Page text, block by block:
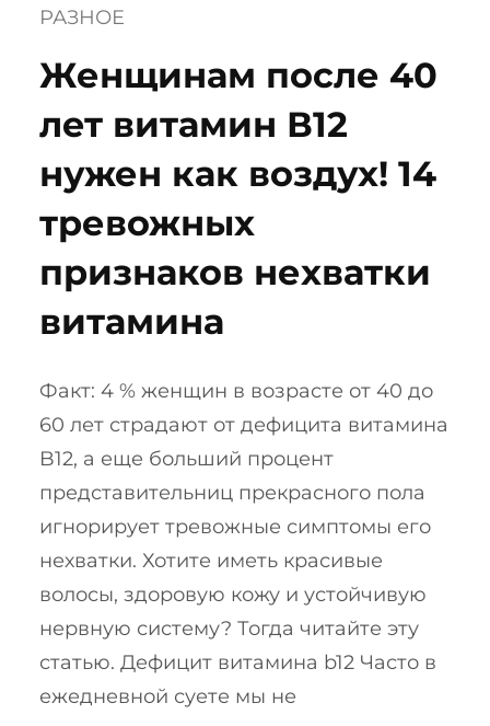
РАЗНОЕ
Женщинам после 40
лет витамин В12
нужен как воздух! 14
тревожных
признаков нехватки
витамина
Факт: 4 % женщин в возрасте от 40 до
60 лет страдают от дефицита витамина
B12, а еще больший процент
представительниц прекрасного пола
игнорирует тревожные симптомы его
нехватки. Хотите иметь красивые
волосы, здоровую кожу и устойчивую
нервную систему? Тогда читайте эту
статью. Дефицит витамина b12 Часто в
ежедневной суете мы не